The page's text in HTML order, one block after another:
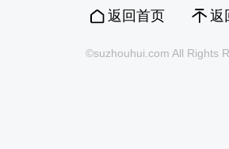
返回首页 返
©suzhouhui.com All Rights